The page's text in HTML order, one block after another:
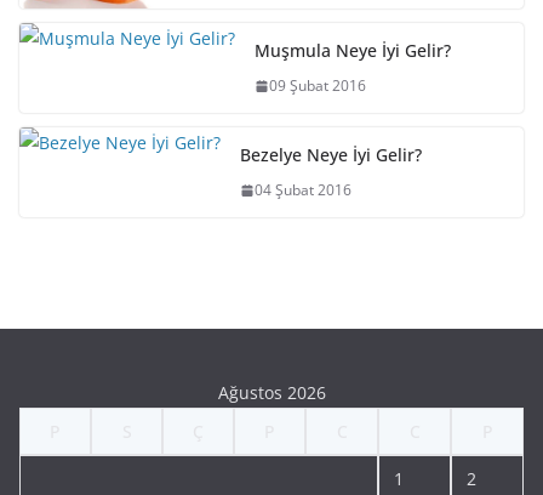
Muşmula Neye İyi Gelir?
09 Şubat 2016
Bezelye Neye İyi Gelir?
04 Şubat 2016
Ağustos 2026
1 2